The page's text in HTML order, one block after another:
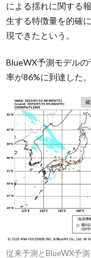
による揺れに関する
生する特徴量を的確
現できたという。
BlueWX予測モデル
率が86%に到達した。
従来予測とBlueWX予